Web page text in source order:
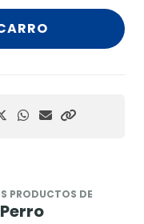
PRODUCTOS DE